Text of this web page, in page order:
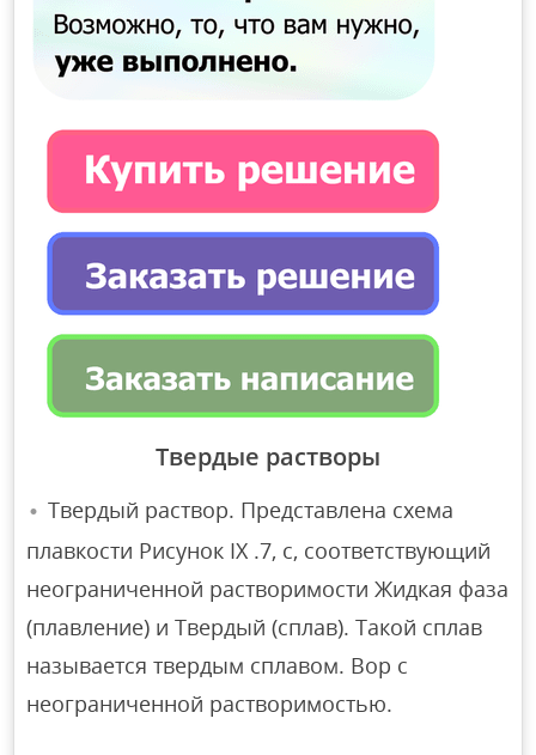
Твердые растворы
Твердый раствор. Представлена схема
плавкости Рисунок IX .7, c, соответствующий
неограниченной растворимости Жидкая фаза
(плавление) и Твердый (сплав). Такой сплав
называется твердым сплавом. Вор с
неограниченной растворимостью.